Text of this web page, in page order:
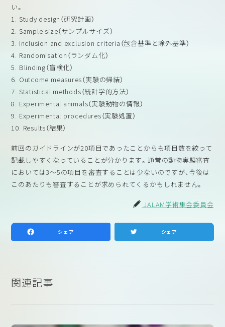
い。
1. Study design（研究計画）
2. Sample size（サンプルサイズ）
3. Inclusion and exclusion criteria（包含基準と除外基準）
4. Randomisation（ランダム化）
5. Blinding（盲検化）
6. Outcome measures（実験の帰結）
7. Statistical methods（統計学的方法）
8. Experimental animals（実験動物の情報）
9. Experimental procedures（実験処置）
10. Results（結果）
前回のガイドラインが20項目であったことからも項目数を絞って
記載しやすくなっていることが分かります。通常の動物実験審査
においては3～5の項目を審査することは少ないのですが、今後は
このあたりも審査することが求められてくるかもしれません。
JALAM学術集会委員会
シェア シェア
関連記事